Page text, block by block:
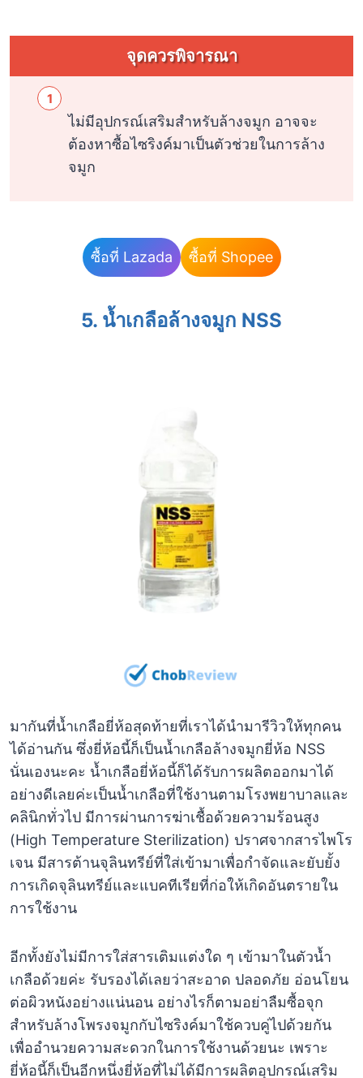
จุดควรพิจารณา
ไม่มีอุปกรณ์เสริมสำหรับล้างจมูก อาจจะ
ต้องหาซื้อไซริงค์มาเป็นตัวช่วยในการล้าง
จมูก
ซื้อที่ Lazada ซื้อที่ Shopee
5. น้ำเกลือล้างจมูก NSS
มากันที่น้ำเกลือยี่ห้อสุดท้ายที่เราได้นำมารีวิวให้ทุกคน
ได้อ่านกัน ซึ่งยี่ห้อนี้ก็เป็นน้ำเกลือล้างจมูกยี่ห้อ NSS
นั่นเองนะคะ น้ำเกลือยี่ห้อนี้ก็ได้รับการผลิตออกมาได้
อย่างดีเลยค่ะเป็นน้ำเกลือที่ใช้งานตามโรงพยาบาลและ
คลินิกทั่วไป มีการผ่านการฆ่าเชื้อด้วยความร้อนสูง
(High Temperature Sterilization) ปราศจากสารไพโร
เจน มีสารต้านจุลินทรีย์ที่ใส่เข้ามาเพื่อกำจัดและยับยั้ง
การเกิดจุลินทรีย์และแบคทีเรียที่ก่อให้เกิดอันตรายใน
การใช้งาน
อีกทั้งยังไม่มีการใส่สารเติมแต่งใด ๆ เข้ามาในตัวน้ำ
เกลือด้วยค่ะ รับรองได้เลยว่าสะอาด ปลอดภัย อ่อนโยน
ต่อผิวหนังอย่างแน่นอน อย่างไรก็ตามอย่าลืมซื้อจุก
สำหรับล้างโพรงจมูกกับไซริงค์มาใช้ควบคู่ไปด้วยกัน
เพื่ออำนวยความสะดวกในการใช้งานด้วยนะ เพราะ
ยี่ห้อนี้ก็เป็นอีกหนึ่งยี่ห้อที่ไม่ได้มีการผลิตอุปกรณ์เสริม